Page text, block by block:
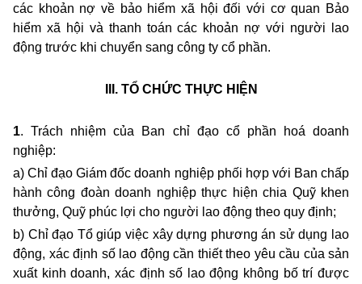
các khoản nợ về bảo hiểm xã hội đối với cơ quan Bảo
hiểm xã hội và thanh toán các khoản nợ với người lao
động trước khi chuyển sang công ty cổ phần.
III. TỔ CHỨC THỰC HIỆN
1. Trách nhiệm của Ban chỉ đạo cổ phần hoá doanh
nghiệp:
a) Chỉ đạo Giám đốc doanh nghiệp phối hợp với Ban chấp
hành công đoàn doanh nghiệp thực hiện chia Quỹ khen
thưởng, Quỹ phúc lợi cho người lao động theo quy định;
b) Chỉ đạo Tổ giúp việc xây dựng phương án sử dụng lao
động, xác định số lao động cần thiết theo yêu cầu của sản
xuất kinh doanh, xác định số lao động không bố trí được